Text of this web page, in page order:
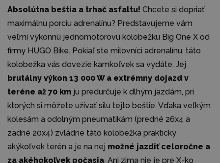
Absolútna beštia a trhač asfaltu! Chcete si dopriať
maximálnu porciu adrenalínu? Predstavujeme vám
veľmi výkonnú jednomotorovú kolobežku Big One X od
firmy HUGO Bike. Pokiaľ ste milovníci adrenalínu, táto
kolobežka vás dovezie kamkoľvek sa vydáte. Jej
brutálny výkon 13 000 W a extrémny dojazd v
teréne až 70 km ju predurčuje k dlhým jazdám, pri
ktorých si môžete užívať silu tejto beštie. Vďaka veľkým
kolesám a odolným pneumatikám (predné 26x4 a
zadné 20x4) zvládne táto kolobežka prakticky
akýkoľvek terén a je na nej možné jazdiť celoročne a
za akéhokoľvek počasia. Ani zima nie je pre X-ko